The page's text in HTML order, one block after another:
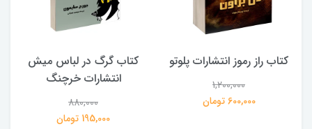
کتاب راز رموز انتشارات پلوتو
1,200,000
600,000 تومان
کتاب گرگ در لباس میش
انتشارات خرچنگ
880,000
195,000 تومان